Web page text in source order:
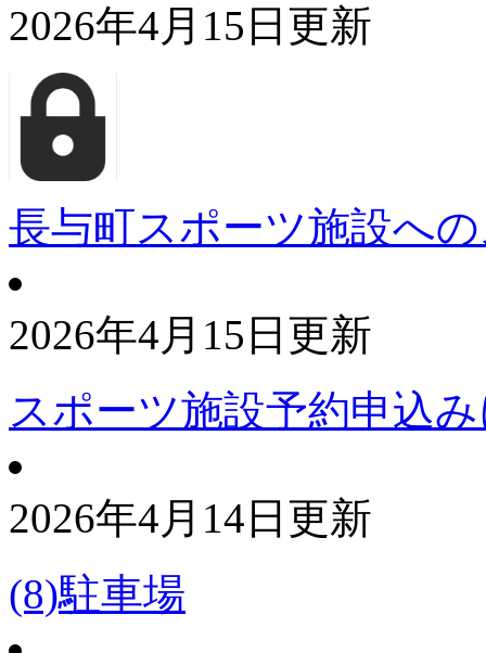
2026年4月15日更新
長与町スポーツ施設へ
2026年4月15日更新
スポーツ施設予約申込
2026年4月14日更新
(8)駐車場